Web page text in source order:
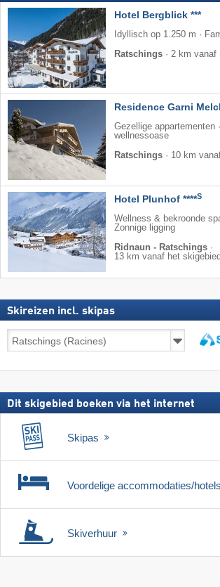
Hotel Bergblick ***
Idyllisch op 1.250 m ·
Ratschings · 2 km vanaf
Residence Garni
Gezellige appartementen
wellnessoase
Ratschings · 10 km
Hotel Plunhof ****S
Wellness & bekroonde
Zonnige ligging
Ridnaun - Ratschings ·
13 km vanaf het skigebied
Skireizen incl. skipas
incl.
Dit skigebied boeken via het internet
Skipas
Voordelige accommodaties/hotels
Skiverhuur